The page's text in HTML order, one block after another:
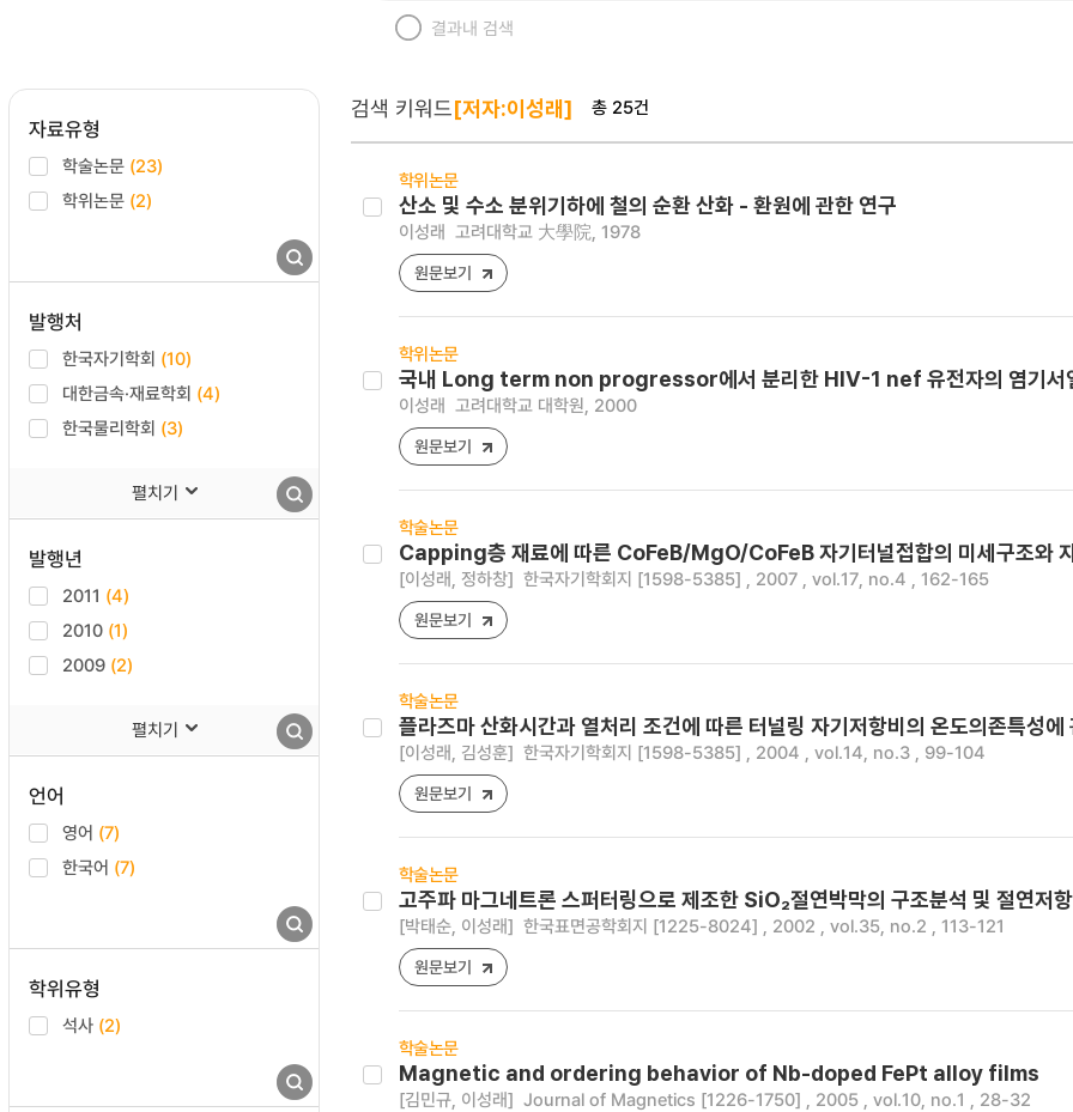
결과내 검색
자료유형
학술논문 (23)
학위논문 (2)
발행처
한국자기학회 (10)
대한금속·재료학회 (4)
한국물리학회 (3)
펼치기
발행년
2011 (4)
2010 (1)
2009 (2)
펼치기
언어
영어 (7)
한국어 (7)
학위유형
석사 (2)
검색 키워드[저자:이성래] 총 25건
학위논문
산소 및 수소 분위기하에 철의 순환 산화 - 환원에 관한 연구
이성래 고려대학교 大學院, 1978
원문보기
학위논문
국내 Long term non progressor에서 분리한 HIV-1 nef 유전자의 염기서
이성래 고려대학교 대학원, 2000
원문보기
학술논문
Capping층 재료에 따른 CoFeB/MgO/CoFeB 자기터널접합의 미세구조와
[이성래, 정하창] 한국자기학회지 [1598-5385] , 2007 , vol.17, no.4 , 162-165
원문보기
학술논문
플라즈마 산화시간과 열처리 조건에 따른 터널링 자기저항비의 온도의존특성에
[이성래, 김성훈] 한국자기학회지 [1598-5385] , 2004 , vol.14, no.3 , 99-104
원문보기
학술논문
고주파 마그네트론 스퍼터링으로 제조한 SiO₂절연박막의 구조분석 및 절연저
[박태순, 이성래] 한국표면공학회지 [1225-8024] , 2002 , vol.35, no.2 , 113-121
원문보기
학술논문
Magnetic and ordering behavior of Nb-doped FePt alloy films
[김민규, 이성래] Journal of Magnetics [1226-1750] , 2005 , vol.10, no.1 , 28-32